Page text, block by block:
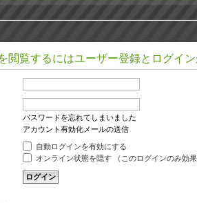
閲覧するにはユーザー登録とログイ
パスワードを忘れてしまいました
アカウント有効化メールの送信
自動ログインを有効にする
オンライン状態を隠す （このログインのみ効